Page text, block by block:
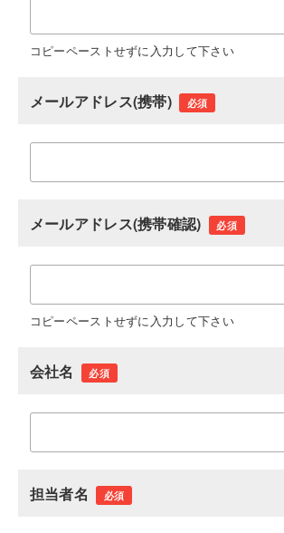
コピーペーストせずに入力して下さい
メールアドレス(携帯) 必須
メールアドレス(携帯確認) 必須
コピーペーストせずに入力して下さい
会社名 必須
担当者名 必須